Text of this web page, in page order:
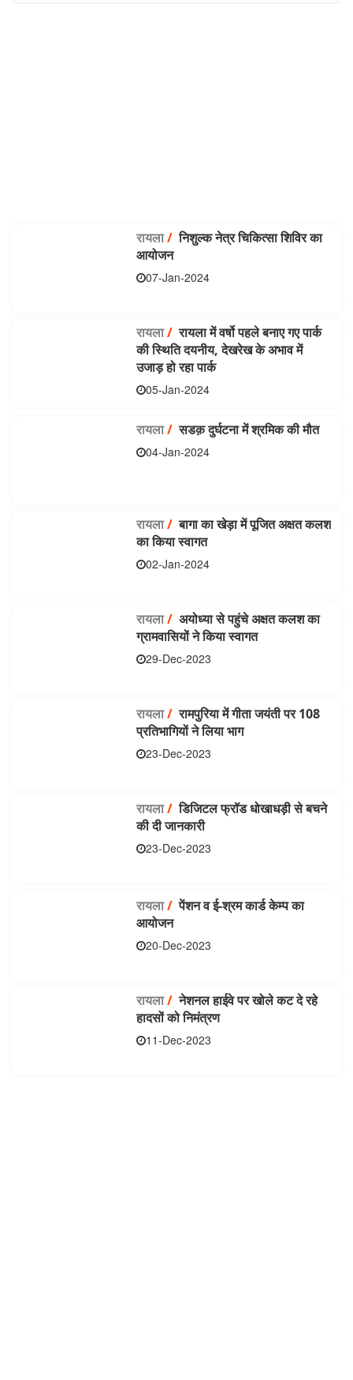
रायला/निशुल्क नेत्र चिकित्सा शिविर का
आयोजन
07-Jan-2024
रायला/रायला में वर्षो पहले बनाए गए पार्क
की स्थिति दयनीय, देखरेख के अभाव में
उजाड़ हो रहा पार्क
05-Jan-2024
रायला/सडक़ दुर्घटना में श्रमिक की मौत
04-Jan-2024
रायला/बागा का खेड़ा में पूजित अक्षत कलश
का किया स्वागत
02-Jan-2024
रायला/ अयोध्या से पहुंचे अक्षत कलश का
ग्रामवासियों ने किया स्वागत
29-Dec-2023
रायला/रामपुरिया में गीता जयंती पर 108
प्रतिभागियों ने लिया भाग
23-Dec-2023
रायला/डिजिटल फ्रॉड धोखाधड़ी से बचने
की दी जानकारी
23-Dec-2023
रायला/पेंशन व ई-श्रम कार्ड केम्प का
आयोजन
20-Dec-2023
रायला/नेशनल हाईवे पर खोले कट दे रहे
हादसों को निमंत्रण
11-Dec-2023